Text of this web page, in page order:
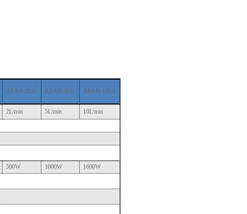
AYAN-2LG AYAN-5LG AYAN-10LG
2L/min 5L/min
10L/min
500W 1000W
1600W